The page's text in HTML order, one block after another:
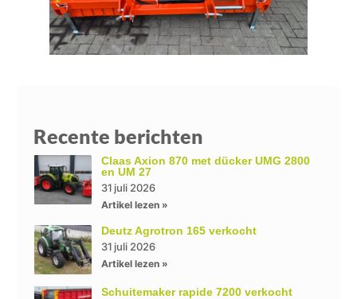
Recente berichten
Claas Axion 870 met dücker UMG 2800
en UM 27
31 juli 2026
Artikel lezen »
Deutz Agrotron 165 verkocht
31 juli 2026
Artikel lezen »
Schuitemaker rapide 7200 verkocht